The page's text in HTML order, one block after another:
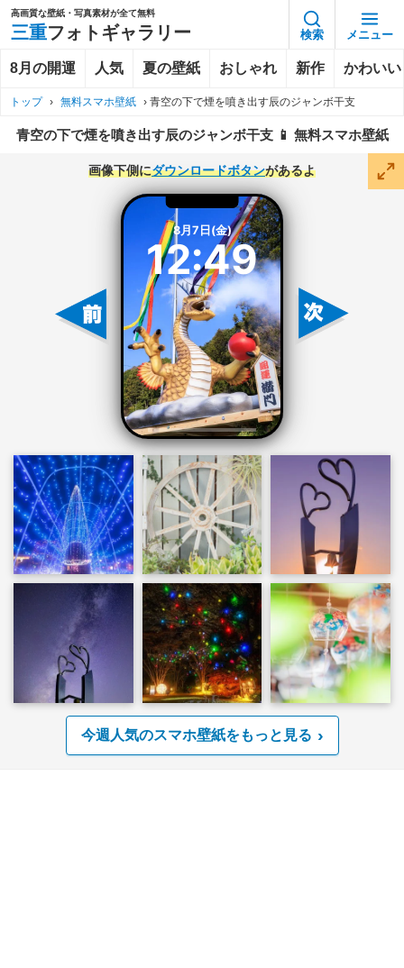
高画質な壁紙・写真素材が全て無料
三重フォトギャラリー 検索 メニュー
8月の開運 人気 夏の壁紙 おしゃれ 新作 かわいい
トップ › 無料スマホ壁紙 › 青空の下で煙を噴き出す辰のジャンボ干支
青空の下で煙を噴き出す辰のジャンボ干支 📱 無料スマホ壁紙
画像下側にダウンロードボタンがあるよ
8月7日(金)
12:49
今週人気のスマホ壁紙をもっと見る